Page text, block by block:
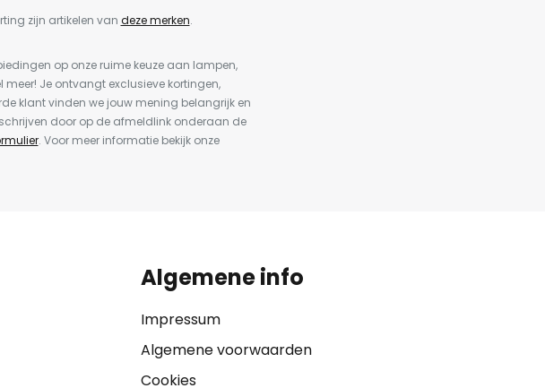
zijn artikelen van deze merken.
op onze ruime keuze aan lampen,
Je ontvangt exclusieve kortingen,
klant vinden we jouw mening belangrijk en
door op de afmeldlink onderaan de
. Voor meer informatie bekijk onze
Algemene info
Impressum
Algemene voorwaarden
Cookies